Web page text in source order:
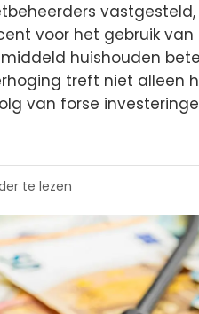
voor het gebruik van
huishouden
treft niet alleen
van forse
te lezen